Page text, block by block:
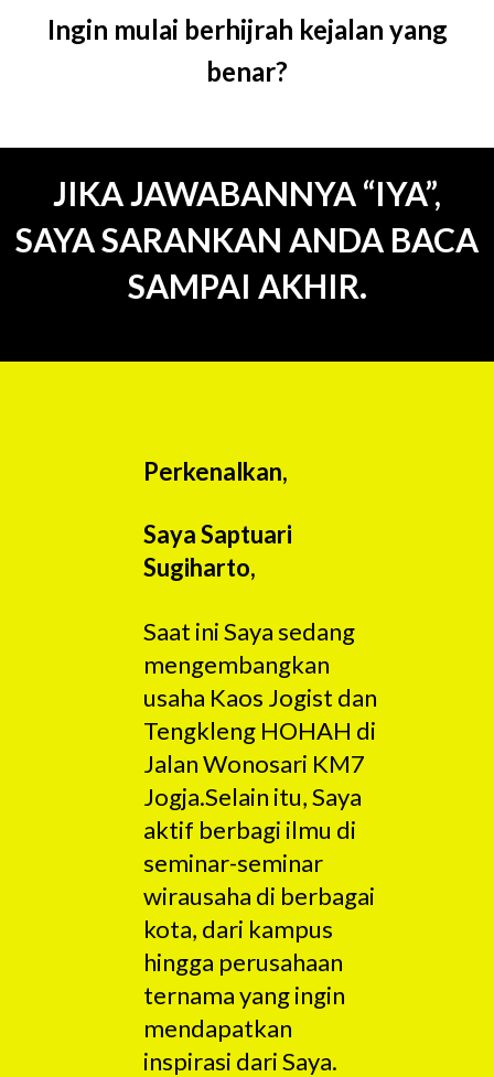
Ingin mulai berhijrah kejalan yang
benar?
JIKA JAWABANNYA “IYA”,
SAYA SARANKAN ANDA BACA
SAMPAI AKHIR.
Perkenalkan,
Saya Saptuari
Sugiharto,
Saat ini Saya sedang
mengembangkan
usaha Kaos Jogist dan
Tengkleng HOHAH di
Jalan Wonosari KM7
Jogja.Selain itu, Saya
aktif berbagi ilmu di
seminar-seminar
wirausaha di berbagai
kota, dari kampus
hingga perusahaan
ternama yang ingin
mendapatkan
inspirasi dari Saya.